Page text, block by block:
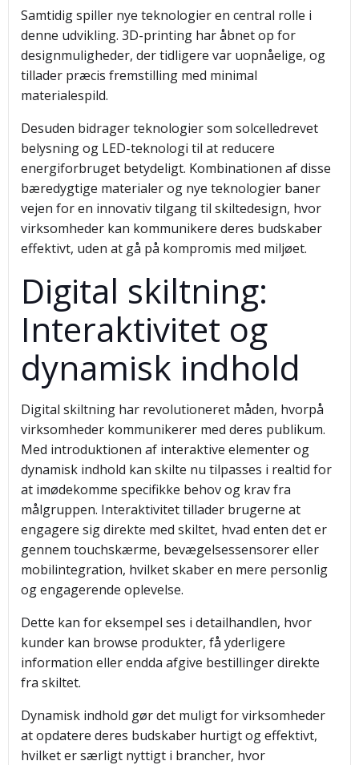
Samtidig spiller nye teknologier en central rolle i
denne udvikling. 3D-printing har åbnet op for
designmuligheder, der tidligere var uopnåelige, og
tillader præcis fremstilling med minimal
materialespild.
Desuden bidrager teknologier som solcelledrevet
belysning og LED-teknologi til at reducere
energiforbruget betydeligt. Kombinationen af disse
bæredygtige materialer og nye teknologier baner
vejen for en innovativ tilgang til skiltedesign, hvor
virksomheder kan kommunikere deres budskaber
effektivt, uden at gå på kompromis med miljøet.
Digital skiltning:
Interaktivitet og
dynamisk indhold
Digital skiltning har revolutioneret måden, hvorpå
virksomheder kommunikerer med deres publikum.
Med introduktionen af interaktive elementer og
dynamisk indhold kan skilte nu tilpasses i realtid for
at imødekomme specifikke behov og krav fra
målgruppen. Interaktivitet tillader brugerne at
engagere sig direkte med skiltet, hvad enten det er
gennem touchskærme, bevægelsessensorer eller
mobilintegration, hvilket skaber en mere personlig
og engagerende oplevelse.
Dette kan for eksempel ses i detailhandlen, hvor
kunder kan browse produkter, få yderligere
information eller endda afgive bestillinger direkte
fra skiltet.
Dynamisk indhold gør det muligt for virksomheder
at opdatere deres budskaber hurtigt og effektivt,
hvilket er særligt nyttigt i brancher, hvor